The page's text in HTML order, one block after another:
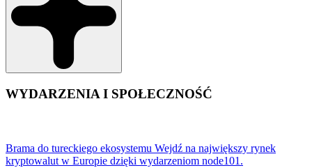
WYDARZENIA I SPOŁECZNOŚĆ
Brama do tureckiego ekosystemu Wejdź na największy rynek
kryptowalut w Europie dzięki wydarzeniom node101.